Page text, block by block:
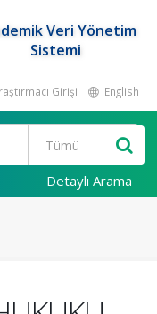
Veri Yönetim
Sistemi
Girişi English
Detaylı Arama